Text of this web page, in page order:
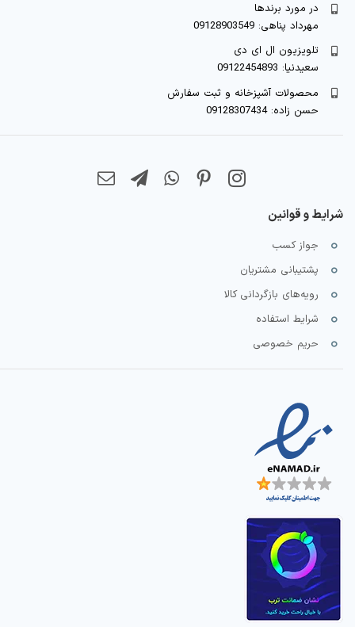
در مورد برندها
مهرداد پناهی: 09128903549
تلویزیون ال ای دی
سعیدنیا: 09122454893
محصولات آشپزخانه و ثبت سفارش
حسن زاده: 09128307434
شرایط و قوانین
جواز کسب
پشتیبانی مشتریان
رویه‌های بازگردانی کالا
شرایط استفاده
حریم خصوصی